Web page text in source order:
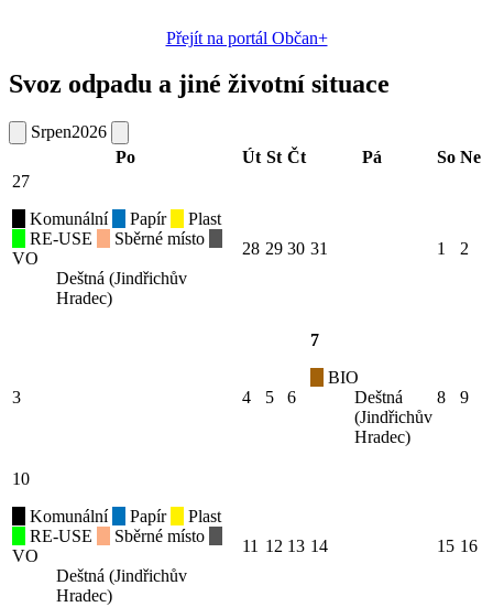
Přejít na portál Občan+
Svoz odpadu a jiné životní situace
Srpen2026
Po
Út St Čt Pá So Ne
27
Komunální
Papír
Plast
RE-USE
Sběrné místo
VO
Deštná (Jindřichův
Hradec)
28 29 30 31 1 2
3 4 5 6
7
BIO
Deštná
(Jindřichův
Hradec)
8 9
10
Komunální
Papír
Plast
RE-USE
Sběrné místo
VO
Deštná (Jindřichův
Hradec)
11 12 13 14 15 16